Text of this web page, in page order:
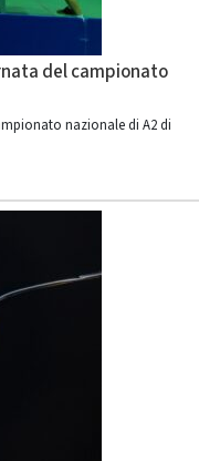
del campionato
nazionale di A2 di